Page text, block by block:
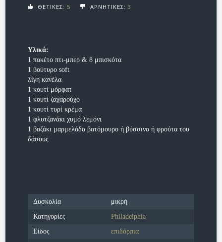
ΘΕΤΙΚΕΣ: 5 ΑΡΝΗΤΙΚΕΣ: 3
Υλικά:
1 πακέτο πτι-μπερ & 8 μπισκότα
1 βούτυρο soft
λίγη κανέλα
1 κουτί μόρφατ
1 κουτί ζαχαρούχο
1 κουτί τυρί κρέμα
1 φλυτζανάκι χυμό λεμόνι
1 βαζάκι μαρμελάδα βατόμουρο ή βύσσινο ή φρούτα του
δάσους
Δυσκολία
μικρή
Κατηγορίες
Philadelphia
Είδος
επιδόρπια